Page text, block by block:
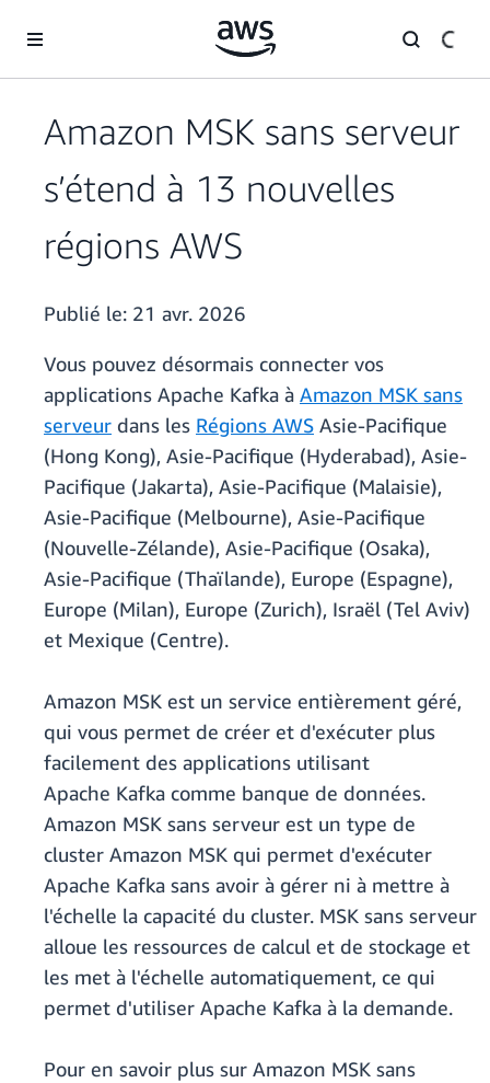
Amazon MSK sans serveur
s’étend à 13 nouvelles
régions AWS
Publié le: 21 avr. 2026
Vous pouvez désormais connecter vos
applications Apache Kafka à Amazon MSK sans
serveur dans les Régions AWS Asie-Pacifique
(Hong Kong), Asie-Pacifique (Hyderabad), Asie-
Pacifique (Jakarta), Asie-Pacifique (Malaisie),
Asie-Pacifique (Melbourne), Asie-Pacifique
(Nouvelle-Zélande), Asie-Pacifique (Osaka),
Asie-Pacifique (Thaïlande), Europe (Espagne),
Europe (Milan), Europe (Zurich), Israël (Tel Aviv)
et Mexique (Centre).
Amazon MSK est un service entièrement géré,
qui vous permet de créer et d'exécuter plus
facilement des applications utilisant
Apache Kafka comme banque de données.
Amazon MSK sans serveur est un type de
cluster Amazon MSK qui permet d'exécuter
Apache Kafka sans avoir à gérer ni à mettre à
l'échelle la capacité du cluster. MSK sans serveur
alloue les ressources de calcul et de stockage et
les met à l'échelle automatiquement, ce qui
permet d'utiliser Apache Kafka à la demande.
Pour en savoir plus sur Amazon MSK sans